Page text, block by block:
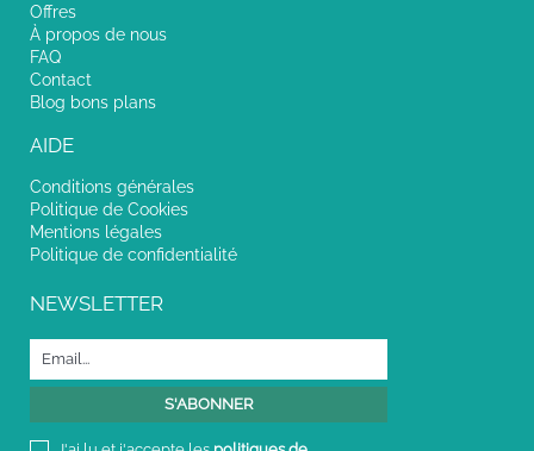
Offres
À propos de nous
FAQ
Contact
Blog bons plans
AIDE
Conditions générales
Politique de Cookies
Mentions légales
Politique de confidentialité
NEWSLETTER